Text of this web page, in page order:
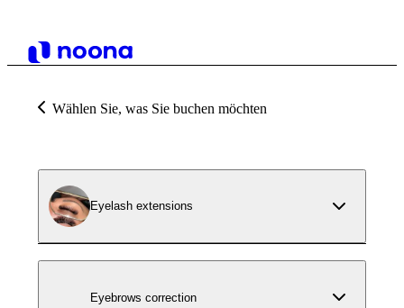
Wählen Sie, was Sie buchen möchten
Eyelash extensions
Eyebrows correction